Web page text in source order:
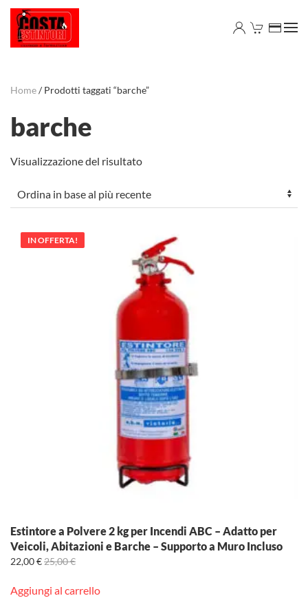
Skip to main content
Home/ Prodotti taggati “barche”
barche
Visualizzazione del risultato
IN OFFERTA!
Estintore a Polvere 2 kg per Incendi ABC – Adatto per
Veicoli, Abitazioni e Barche – Supporto a Muro Incluso
22,00€25,00€
Aggiungi al carrello